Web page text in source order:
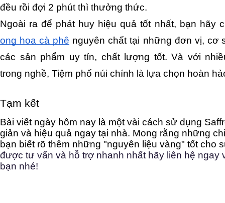
đều rồi đợi 2 phút thì thưởng thức.
Ngoài ra để phát huy hiệu quả tốt nhất, bạn hãy
ong hoa cà phê nguyên chất tại những đơn vị, cơ
các sản phẩm uy tín, chất lượng tốt. Và với
trong nghề, Tiệm phố núi chính là lựa chọn hoàn
Tạm kết
Bài viết ngày hôm nay là một vài cách sử dụng
giản và hiệu quả ngay tại nhà. Mong rằng những
bạn biết rõ thêm những "nguyên liệu vàng" tốt cho
được tư vấn và hỗ trợ nhanh nhất hãy liên hệ ngay
bạn nhé!